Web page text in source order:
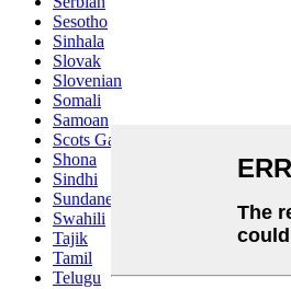
Sesotho
Sinhala
Slovak
Slovenian
Somali
Samoan
Scots Gaelic
Shona
Sindhi
Sundanese
Swahili
Tajik
Tamil
Telugu